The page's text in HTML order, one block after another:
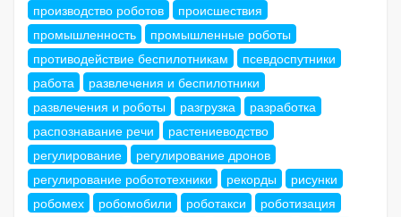
производство роботов
происшествия
промышленность
промышленные роботы
противодействие беспилотникам
псевдоспутники
работа
развлечения и беспилотники
развлечения и роботы
разгрузка
разработка
распознавание речи
растениеводство
регулирование
регулирование дронов
регулирование робототехники
рекорды
рисунки
робомех
робомобили роботакси
роботизация